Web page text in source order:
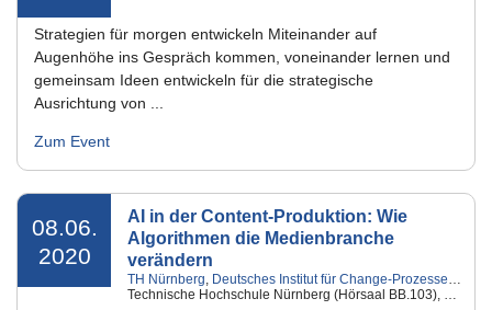
Strategien für morgen entwickeln Miteinander auf
Augenhöhe ins Gespräch kommen, voneinander lernen und
gemeinsam Ideen entwickeln für die strategische
Ausrichtung von ...
Zum Event
08.06.
2020
AI in der Content-Produktion: Wie
Algorithmen die Medienbranche
verändern
TH Nürnberg, Deutsches Institut für Change-Prozesse und digitale Geschäftsmodelle
Technische Hochschule Nürnberg (Hörsaal BB.103), Nürnberg